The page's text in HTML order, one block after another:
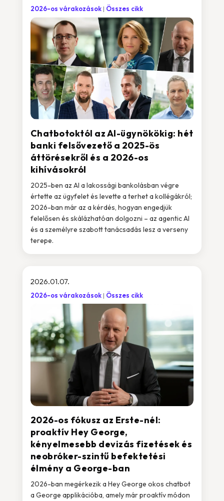
Chatbotoktól az AI-ügynökökig: hét
banki felsővezető a 2025-ös
áttörésekről és a 2026-os
kihívásokról
2026-os várakozások Összes cikk
2025-ben az AI a lakossági bankolásban végre
értette az ügyfelet és levette a terhet a kollégákról;
2026-ban már az a kérdés, hogyan engedjük
felelősen és skálázhatóan dolgozni – az agentic AI
és a személyre szabott tanácsadás lesz a verseny
terepe.
2026-os fókusz az Erste-nél:
proaktív Hey George,
kényelmesebb devizás fizetések és
neobróker-szintű befektetési
élmény a George-ban
2026.01.07.
2026-os várakozások Összes cikk
2026-ban megérkezik a Hey George okos chatbot
a George applikációba, amely már proaktív módon